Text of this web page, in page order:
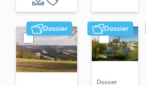
Dossier Dossier
Dossier